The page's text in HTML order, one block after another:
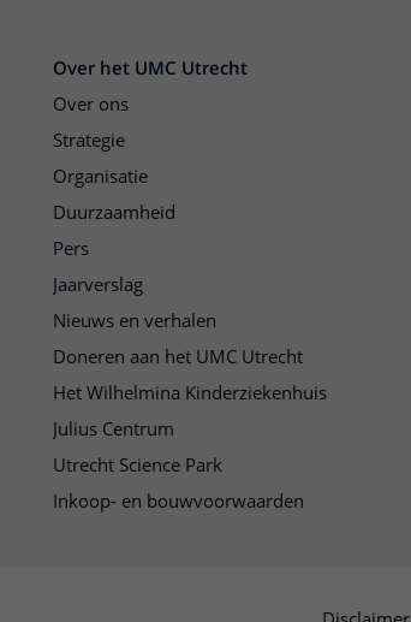
Over het UMC Utrecht
Over ons
Strategie
Organisatie
Duurzaamheid
Pers
Jaarverslag
Nieuws en verhalen
Doneren aan het UMC Utrecht
Het Wilhelmina Kinderziekenhuis
Julius Centrum
Utrecht Science Park
Inkoop- en bouwvoorwaarden